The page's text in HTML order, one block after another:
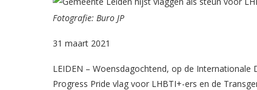
Fotografie: Buro JP
31 maart 2021
LEIDEN – Woensdagochtend, op de
Progress Pride vlag voor LHBTI+-ers en de